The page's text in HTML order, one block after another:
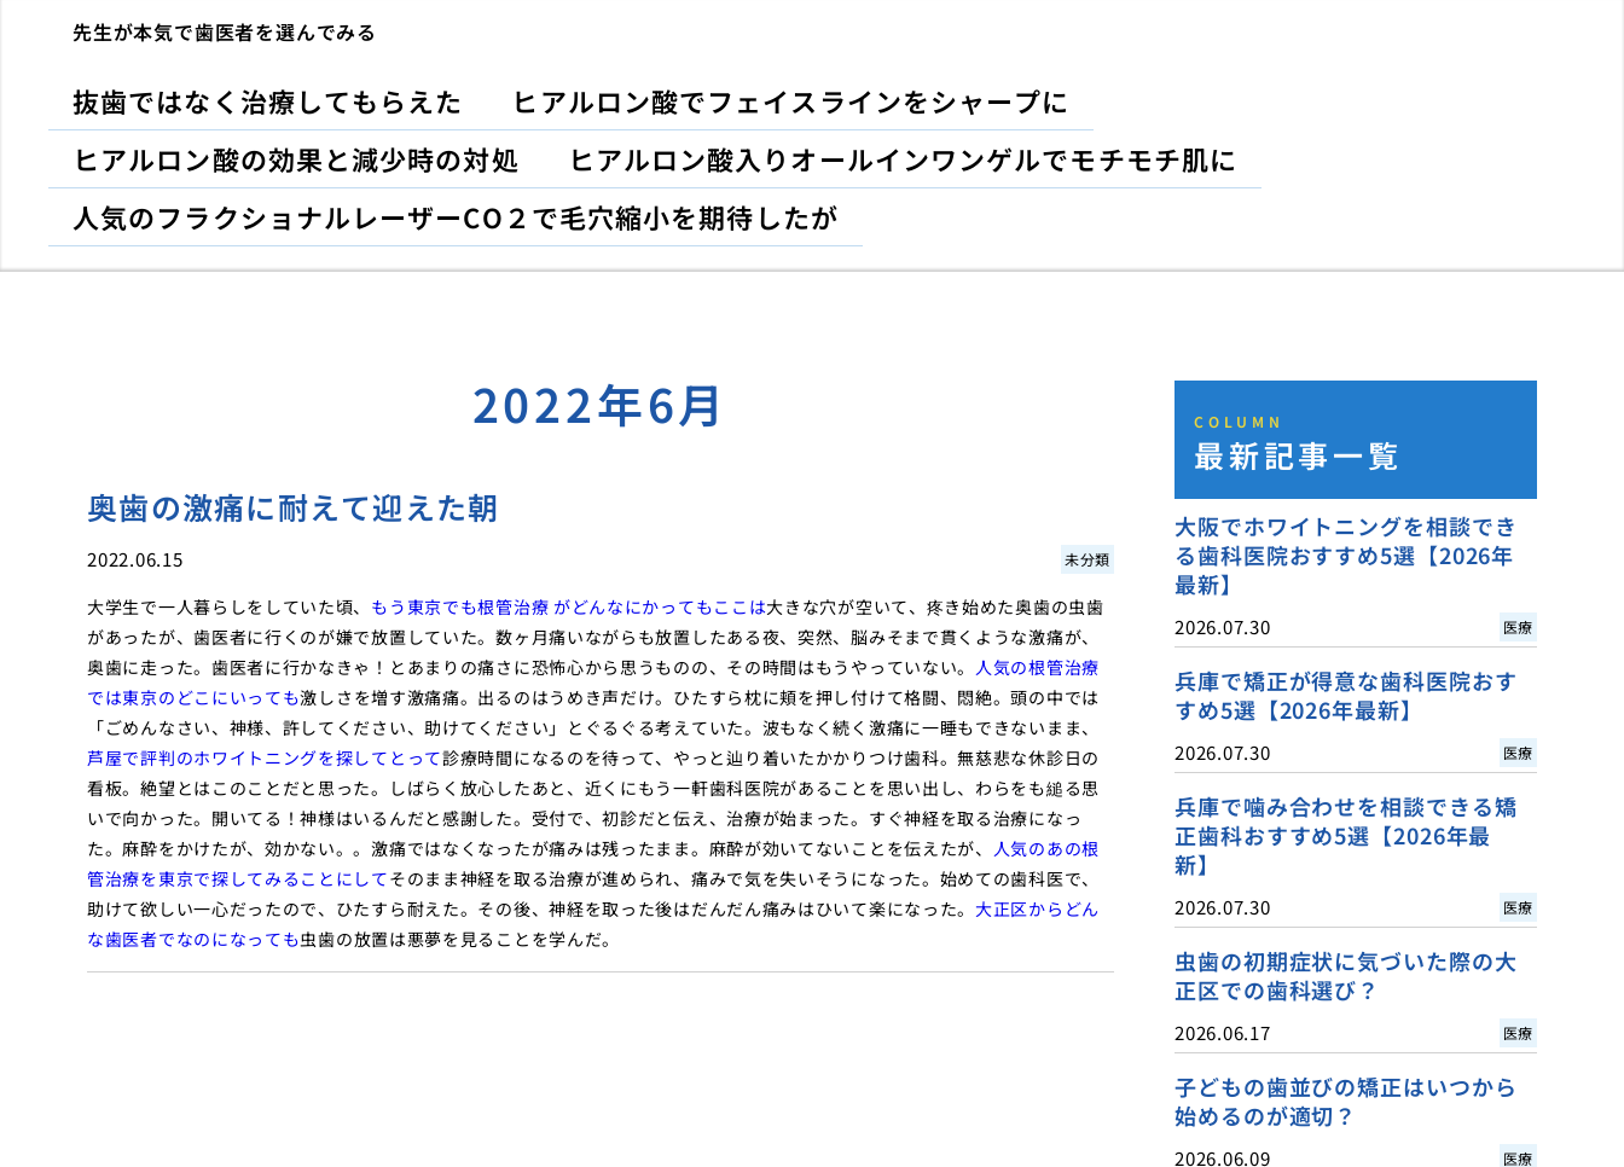
先生が本気で歯医者を選んでみる
抜歯ではなく治療してもらえた
ヒアルロン酸でフェイスラインをシャープに
ヒアルロン酸の効果と減少時の対処
ヒアルロン酸入りオールインワンゲルでモチモチ肌に
人気のフラクショナルレーザーCO２で毛穴縮小を期待したが
2022年6月
奥歯の激痛に耐えて迎えた朝
2022.06.15 未分類
大学生で一人暮らしをしていた頃、 もう東京でも根管治療 がどんなにかってもここは大きな穴が空いて、疼き始めた奥歯の虫歯
があったが、歯医者に行くのが嫌で放置していた。数ヶ月痛いながらも放置したある夜、突然、脳みそまで貫くような激痛が、
奥歯に走った。歯医者に行かなきゃ！とあまりの痛さに恐怖心から思うものの、その時間はもうやっていない。 人気の根管治療
では東京のどこにいっても激しさを増す激痛痛。出るのはうめき声だけ。ひたすら枕に頬を押し付けて格闘、悶絶。頭の中では
「ごめんなさい、神様、許してください、助けてください」とぐるぐる考えていた。波もなく続く激痛に一睡もできないまま、
芦屋で評判のホワイトニングを探してとって診療時間になるのを待って、やっと辿り着いたかかりつけ歯科。無慈悲な休診日の
看板。絶望とはこのことだと思った。しばらく放心したあと、近くにもう一軒歯科医院があることを思い出し、わらをも縋る思
いで向かった。開いてる！神様はいるんだと感謝した。受付で、初診だと伝え、治療が始まった。すぐ神経を取る治療になっ
た。麻酔をかけたが、効かない。。激痛ではなくなったが痛みは残ったまま。麻酔が効いてないことを伝えたが、 人気のあの根
管治療を東京で探してみることにしてそのまま神経を取る治療が進められ、痛みで気を失いそうになった。始めての歯科医で、
助けて欲しい一心だったので、ひたすら耐えた。その後、神経を取った後はだんだん痛みはひいて楽になった。 大正区からどん
な歯医者でなのになっても虫歯の放置は悪夢を見ることを学んだ。
COLUMN
最新記事一覧
大阪でホワイトニングを相談でき
る歯科医院おすすめ5選【2026年
最新】
2026.07.30 医療
兵庫で矯正が得意な歯科医院おす
すめ5選【2026年最新】
2026.07.30 医療
兵庫で噛み合わせを相談できる矯
正歯科おすすめ5選【2026年最
新】
2026.07.30 医療
虫歯の初期症状に気づいた際の大
正区での歯科選び？
2026.06.17 医療
子どもの歯並びの矯正はいつから
始めるのが適切？
2026.06.09 医療